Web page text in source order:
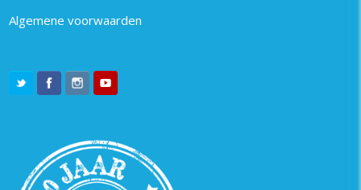
Algemene voorwaarden